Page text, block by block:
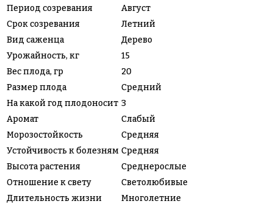
Период созревания
Август
Срок созревания
Летний
Вид саженца
Дерево
Урожайность, кг
15
Вес плода, гр
20
Размер плода
Средний
На какой год плодоносит 3
Аромат
Слабый
Морозостойкость
Средняя
Устойчивость к болезням Средняя
Высота растения
Среднерослые
Отношение к свету
Светолюбивые
Длительность жизни
Многолетние